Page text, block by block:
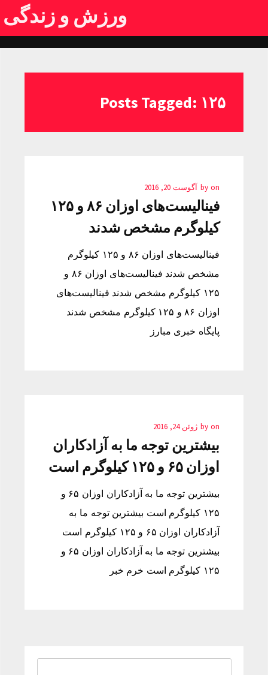
ورزش و زندگی
Posts Tagged: ۱۲۵
by on آگوست 20, 2016
فینالیست‌های اوزان ۸۶ و ۱۲۵
کیلوگرم مشخص شدند
فینالیست‌های اوزان ۸۶ و ۱۲۵ کیلوگرم
مشخص شدند فینالیست‌های اوزان ۸۶ و
۱۲۵ کیلوگرم مشخص شدند فینالیست‌های
اوزان ۸۶ و ۱۲۵ کیلوگرم مشخص شدند
پایگاه خبری مبارز
by on ژوئن 24, 2016
بيشترين توجه ما به آزادكاران
اوزان ۶۵ و ۱۲۵ كیلوگرم است
بيشترين توجه ما به آزادكاران اوزان ۶۵ و
۱۲۵ كیلوگرم است بيشترين توجه ما به
آزادكاران اوزان ۶۵ و ۱۲۵ كیلوگرم است
بيشترين توجه ما به آزادكاران اوزان ۶۵ و
۱۲۵ كیلوگرم است خرم خبر